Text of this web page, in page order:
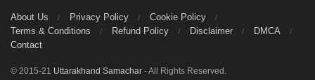
About Us Privacy Policy
Cookie Policy
Terms & Conditions
Refund Policy Disclaimer
DMCA
Contact
© 2015-21 Uttarakhand Samachar - All Rights Reserved.